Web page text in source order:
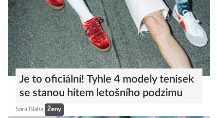
Je to oficiální! Tyhle 4 modely tenisek
se stanou hitem letošního podzimu
Sára Blahaj Ženy